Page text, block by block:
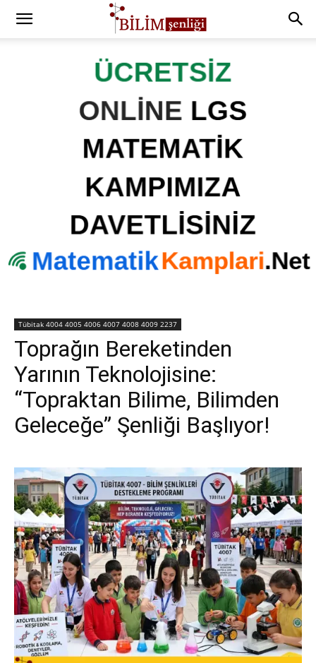
Tübitak 4004 4005 4006 4007 4008 4009 2237
Toprağın Bereketinden
Yarının Teknolojisine:
“Topraktan Bilime, Bilimden
Geleceğe” Şenliği Başlıyor!